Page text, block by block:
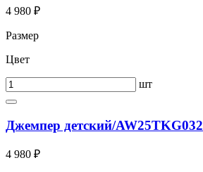
4 980 ₽
Размер
Цвет
шт
Джемпер детский/AW25TKG032
4 980 ₽